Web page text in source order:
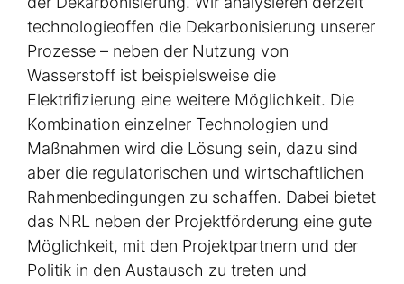
technologieoffen die Dekarbonisierung unserer
Prozesse – neben der Nutzung von
Wasserstoff ist beispielsweise die
Elektrifizierung eine weitere Möglichkeit. Die
Kombination einzelner Technologien und
Maßnahmen wird die Lösung sein, dazu sind
aber die regulatorischen und wirtschaftlichen
Rahmenbedingungen zu schaffen. Dabei bietet
das NRL neben der Projektförderung eine gute
Möglichkeit, mit den Projektpartnern und der
Politik in den Austausch zu treten und